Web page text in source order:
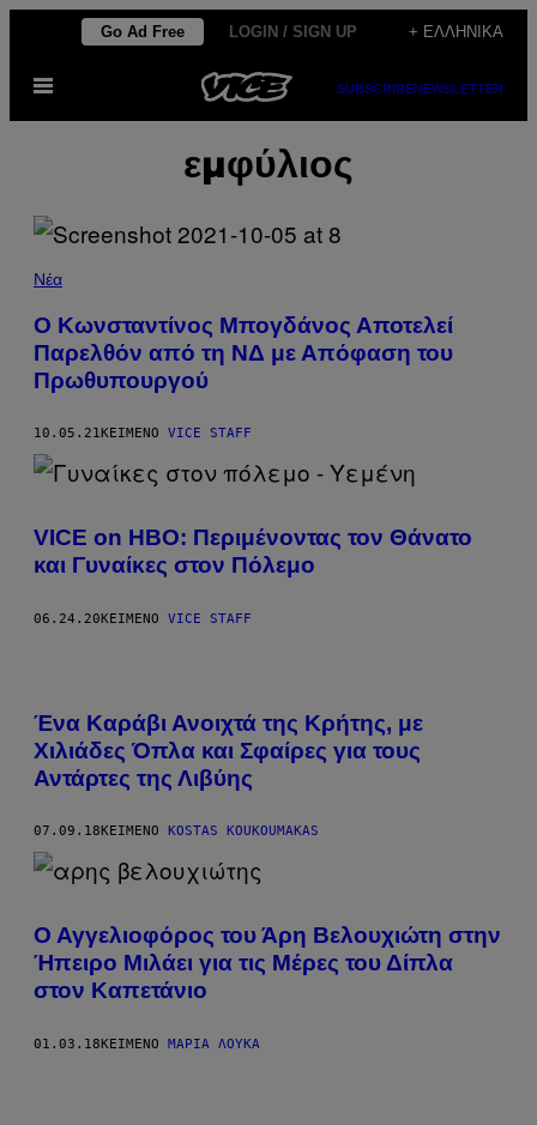
Μετάβαση
περιεχόμενο
Go Ad Free LOGIN / SIGN UP + ΕΛΛΗΝΙΚΆ
Ανοίξτε
μενού
SUBSCRIBENEWSLETTER
εμφύλιος
Νέα
Ο Κωνσταντίνος Μπογδάνος Αποτελεί
Παρελθόν από τη ΝΔ με Απόφαση του
Πρωθυπουργού
10.05.21 ΚΕΊΜΕΝΟ VICE STAFF
VICE on HBO: Περιμένοντας τον Θάνατο
και Γυναίκες στον Πόλεμο
06.24.20ΚΕΊΜΕΝΟ VICE STAFF
Ένα Καράβι Ανοιχτά της Κρήτης, με
Χιλιάδες Όπλα και Σφαίρες για τους
Αντάρτες της Λιβύης
07.09.18 ΚΕΊΜΕΝΟ KOSTAS KOUKOUMAKAS
Ο Αγγελιοφόρος του Άρη Βελουχιώτη στην
Ήπειρο Μιλάει για τις Μέρες του Δίπλα
στον Καπετάνιο
01.03.18ΚΕΊΜΕΝΟ ΜΑΡΊΑ ΛΟΎΚΑ